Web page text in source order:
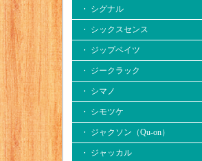
・ シグナル
・ シックスセンス
・ ジップベイツ
・ ジークラック
・ シマノ
・ シモツケ
・ ジャクソン（Qu-on）
・ ジャッカル